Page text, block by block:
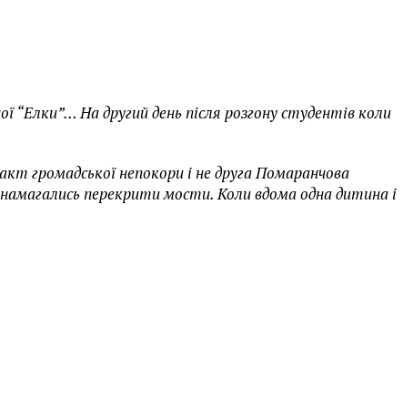
“Елки”… На другий день після розгону студентів коли
громадської непокори і не друга Помаранчова
перекрити мости. Коли вдома одна дитина і